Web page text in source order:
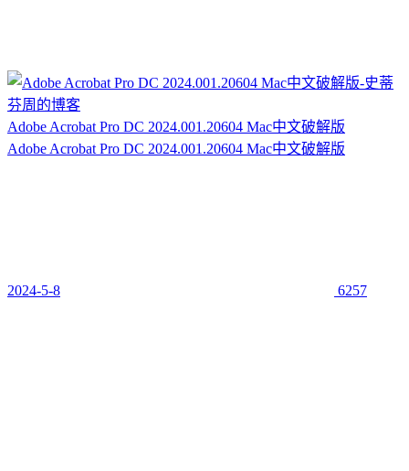
Adobe Acrobat Pro DC 2024.001.20604 Mac中文破解版
Adobe Acrobat Pro DC 2024.001.20604 Mac中文破解版
2024-5-8 6257